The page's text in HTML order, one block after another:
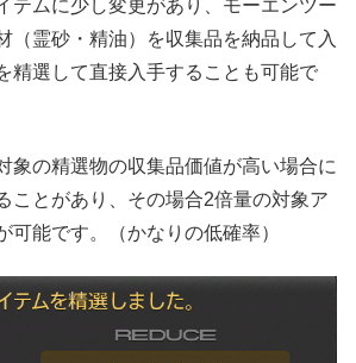
テムに少し変更があり、モーエンツー
（霊砂・精油）を収集品を納品して入
精選して直接入手することも可能で
象の精選物の収集品価値が高い場合に
ことがあり、その場合2倍量の対象ア
可能です。（かなりの低確率）